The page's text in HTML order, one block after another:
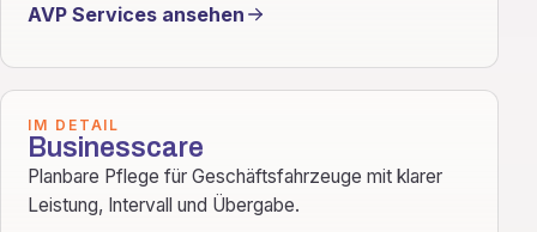
AVP Services ansehen
IM DETAIL
Businesscare
Planbare Pflege für Geschäftsfahrzeuge mit klarer
Leistung, Intervall und Übergabe.